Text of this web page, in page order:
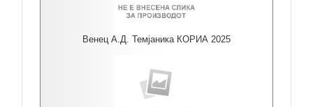
Венец А.Д. Темјаника КОРИА 2025